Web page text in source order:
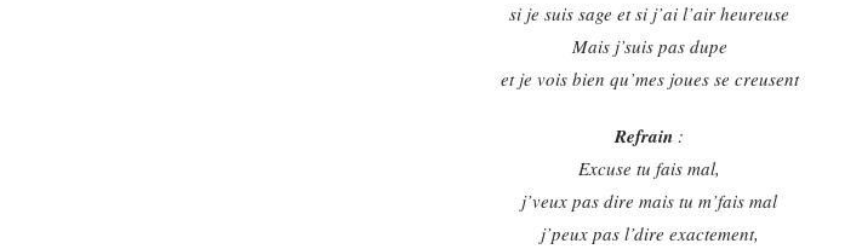
si je suis sage et si j’ai l’air heureuse
Mais j’suis pas dupe
et je vois bien qu’mes joues se creusent
Refrain :
Excuse tu fais mal,
j’veux pas dire mais tu m’fais mal
j’peux pas l’dire exactement,